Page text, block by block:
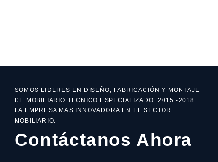
SOMOS LIDERES EN DISEÑO, FABRICACIÓN Y MONTAJE
DE MOBILIARIO TECNICO ESPECIALIZADO. 2015 -2018
LA EMPRESA MAS INNOVADORA EN EL SECTOR
MOBILIARIO.
Contáctanos Ahora